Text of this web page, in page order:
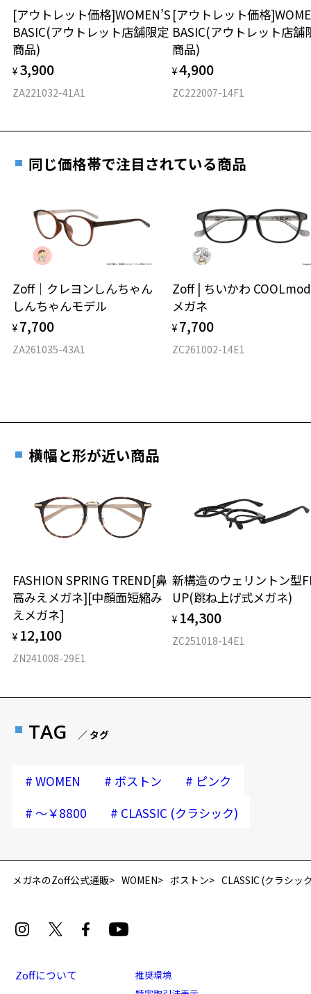
再入荷お知らせメールのお申し込み
仕上がり寸法
D 仕上がりの横幅：約149mm
E 仕上がりの縦幅：約47mm
12.4g
※着脱式サングラス：デモレンズ、アタッチメント込みの重さ
タイプ
材質
安心2 視力測定無料
視力の変化を早めに発見するために、定期的な視
力測定をおすすめいたします。
安心3 かかり具合調整無料
す。
オンラインストアでフレームのみ購入して、
実店舗で度付きにできます
ご購入時に「レンズ交換券」をお選びいただくと、実店舗で
度数を測定のうえ、度付きレンズ（標準セットレンズ）へ無
料交換いただけます。
実店舗で度数を測定いただけます
お近くのZoff実店舗にて度数を測定いただけます（無料）。
その際は記入用紙をダウンロードしてお使いください。
[アウトレット価格]WOMEN’S
BASIC(アウトレット店舗限定
商品)
¥ 3,900
ZA221032-41A1
[アウトレット価格
BASIC(アウトレット店舗
商品)
¥4,900
ZC222007-14F1
同じ価格帯で注目されている商品
Zoff｜クレヨンしんちゃん
しんちゃんモデル
¥ 7,700
ZA261035-43A1
Zoff | ちいかわ
メガネ
¥ 7,700
ZC261002-14E1
横幅と形が近い商品
FASHION SPRING TREND[鼻
高みえメガネ][中顔面短縮み
えメガネ]
¥ 12,100
ZN241008-29E1
新構造のウェリントン型
UP(跳ね上げ式メガネ)
¥ 14,300
ZC251018-14E1
TAG ／ タグ
# WOMEN # ボストン # ピンク
# ～￥8800 # CLASSIC (クラシック)
メガネのZoff公式通販 WOMEN ボストン CLASSIC (クラシッ
Zoffについて
推奨環境